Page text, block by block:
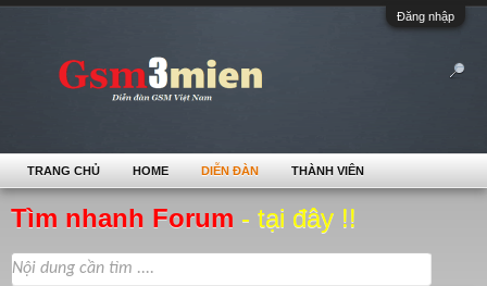
Đăng nhập
Tìm nhanh Forum - tại đây !!
TRANG CHỦ HOME DIỄN ĐÀN THÀNH VIÊN